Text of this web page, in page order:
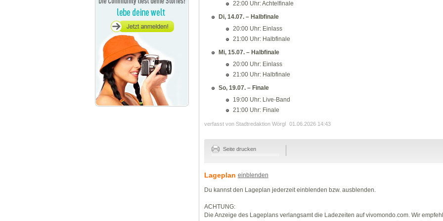
22:00 Uhr: Achtelfinale
Di, 14.07. – Halbfinale
20:00 Uhr: Einlass
21:00 Uhr: Halbfinale
Mi, 15.07. – Halbfinale
20:00 Uhr: Einlass
21:00 Uhr: Halbfinale
So, 19.07. – Finale
19:00 Uhr: Live-Band
21:00 Uhr: Finale
verfasst von Stadtredaktion Wörgl 01.06.2026 14:43
Seite drucken
Lageplan einblenden
Du kannst den Lageplan jederzeit einblenden bzw. ausblenden.
ACHTUNG:
Die Anzeige des Lageplans verlangsamt die Ladezeiten auf vivomondo.com. Wir